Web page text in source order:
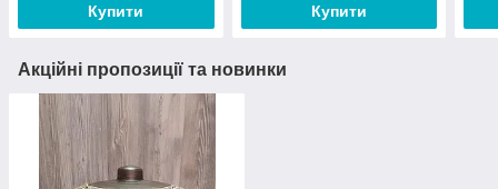
Купити Купити
Акційні пропозиції та новинки